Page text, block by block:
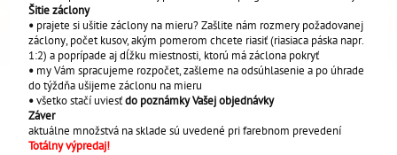
Šitie záclony
• prajete si ušitie záclony na mieru? Zašlite nám rozmery požadovanej
záclony, počet kusov, akým pomerom chcete riasiť (riasiaca páska napr.
1:2) a poprípade aj dĺžku miestnosti, ktorú má záclona pokryť
• my Vám spracujeme rozpočet, zašleme na odsúhlasenie a po úhrade
do týždňa ušijeme záclonu na mieru
•všetko stačí uviesťdo poznámky Vašej objednávky
Záver
aktuálne množstvá na sklade sú uvedené pri farebnom prevedení
Totálny výpredaj!